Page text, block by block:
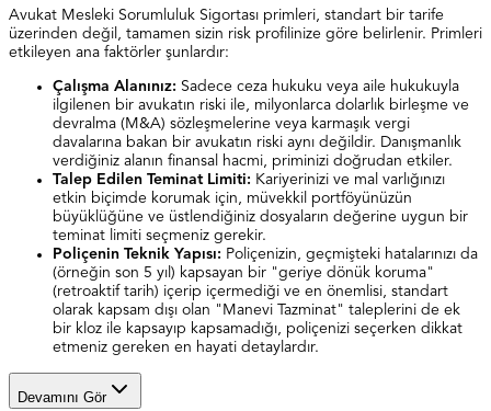
Avukat Mesleki Sorumluluk Sigortası primleri, standart bir tarife
üzerinden değil, tamamen sizin risk profilinize göre belirlenir. Primleri
etkileyen ana faktörler şunlardır:
Çalışma Alanınız: Sadece ceza hukuku veya aile hukukuyla
ilgilenen bir avukatın riski ile, milyonlarca dolarlık birleşme ve
devralma (M&A) sözleşmelerine veya karmaşık vergi
davalarına bakan bir avukatın riski aynı değildir. Danışmanlık
verdiğiniz alanın finansal hacmi, priminizi doğrudan etkiler.
Talep Edilen Teminat Limiti: Kariyerinizi ve mal varlığınızı
etkin biçimde korumak için, müvekkil portföyünüzün
büyüklüğüne ve üstlendiğiniz dosyaların değerine uygun bir
teminat limiti seçmeniz gerekir.
Poliçenin Teknik Yapısı: Poliçenizin, geçmişteki hatalarınızı da
(örneğin son 5 yıl) kapsayan bir "geriye dönük koruma"
(retroaktif tarih) içerip içermediği ve en önemlisi, standart
olarak kapsam dışı olan "Manevi Tazminat" taleplerini de ek
bir kloz ile kapsayıp kapsamadığı, poliçenizi seçerken dikkat
etmeniz gereken en hayati detaylardır.
Devamını Gör